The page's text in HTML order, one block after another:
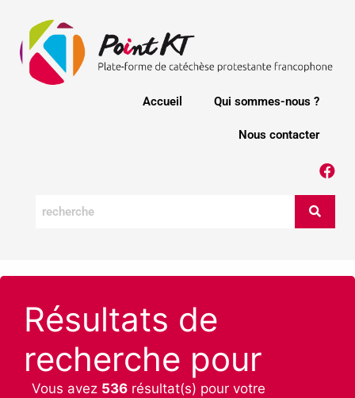
Accueil Qui sommes-nous ?
Nous contacter
Résultats de
recherche pour
Vous avez 536 résultat(s) pour votre